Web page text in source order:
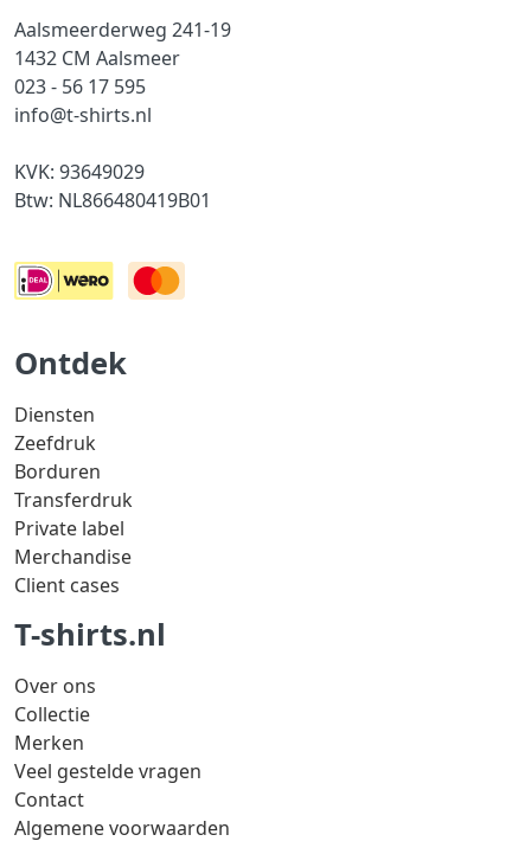
Aalsmeerderweg 241-19
1432 CM Aalsmeer
023 - 56 17 595
info@t-shirts.nl
KVK: 93649029
Btw: NL866480419B01
Ontdek
Diensten
Zeefdruk
Borduren
Transferdruk
Private label
Merchandise
Client cases
T-shirts.nl
Over ons
Collectie
Merken
Veel gestelde vragen
Contact
Algemene voorwaarden